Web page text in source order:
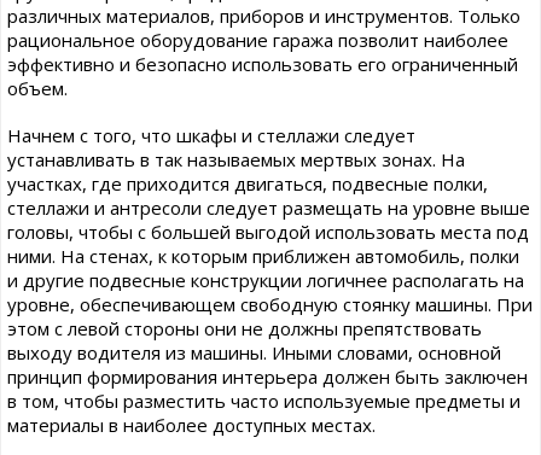
различных материалов, приборов и инструментов. Только
рациональное оборудование гаража позволит наиболее
эффективно и безопасно использовать его ограниченный
объем.
Начнем с того, что шкафы и стеллажи следует
устанавливать в так называемых мертвых зонах. На
участках, где приходится двигаться, подвесные полки,
стеллажи и антресоли следует размещать на уровне выше
головы, чтобы с большей выгодой использовать места под
ними. На стенах, к которым приближен автомобиль, полки
и другие подвесные конструкции логичнее располагать на
уровне, обеспечивающем свободную стоянку машины. При
этом с левой стороны они не должны препятствовать
выходу водителя из машины. Иными словами, основной
принцип формирования интерьера должен быть заключен
в том, чтобы разместить часто используемые предметы и
материалы в наиболее доступных местах.